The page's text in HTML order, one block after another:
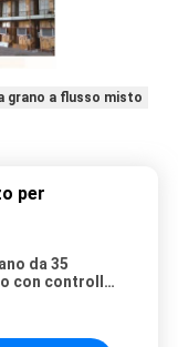
grano a flusso misto
per
da 35
con controllo